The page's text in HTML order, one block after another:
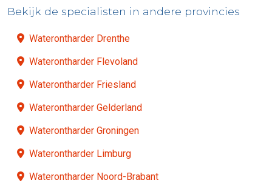
Bekijk de specialisten in andere provincies
Waterontharder Drenthe
Waterontharder Flevoland
Waterontharder Friesland
Waterontharder Gelderland
Waterontharder Groningen
Waterontharder Limburg
Waterontharder Noord-Brabant